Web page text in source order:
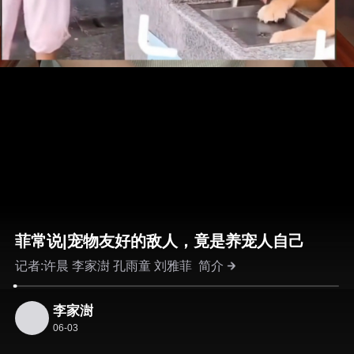
菲常说|宠物友好的敌人，竟是养宠人自己
记者:许晨 李家澍 孔雨童 刘雅菲简介
李家澍
06-03